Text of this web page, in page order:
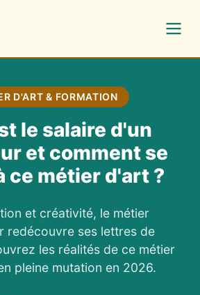
D'ART & FORMATION
le salaire d'un
et comment se
ce métier d'art ?
et créativité, le métier
redécouvre ses lettres de
les réalités de ce métier
pleine mutation en 2026.